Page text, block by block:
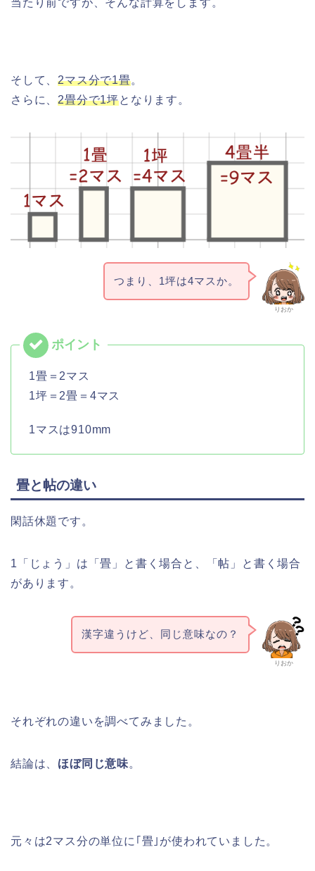
そして、2マス分で1畳。
さらに、2畳分で1坪となります。
りおか
つまり、1坪は4マスか。
1畳＝2マス
1坪＝2畳＝4マス
1マスは910mm
畳と帖の違い
閑話休題です。
1「じょう」は「畳」と書く場合と、「帖」と書く場合
があります。
りおか
漢字違うけど、同じ意味なの？
それぞれの違いを調べてみました。
結論は、 ほぼ同じ意味。
元々は2マス分の単位に｢畳｣が使われていました。